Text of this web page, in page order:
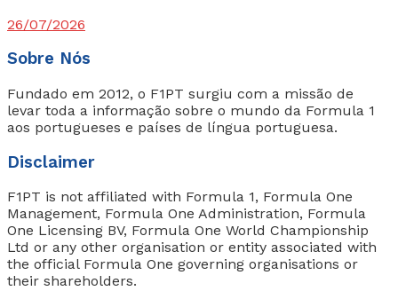
26/07/2026
Sobre Nós
Fundado em 2012, o F1PT surgiu com a missão de
levar toda a informação sobre o mundo da Formula 1
aos portugueses e países de língua portuguesa.
Disclaimer
F1PT is not affiliated with Formula 1, Formula One
Management, Formula One Administration, Formula
One Licensing BV, Formula One World Championship
Ltd or any other organisation or entity associated with
the official Formula One governing organisations or
their shareholders.